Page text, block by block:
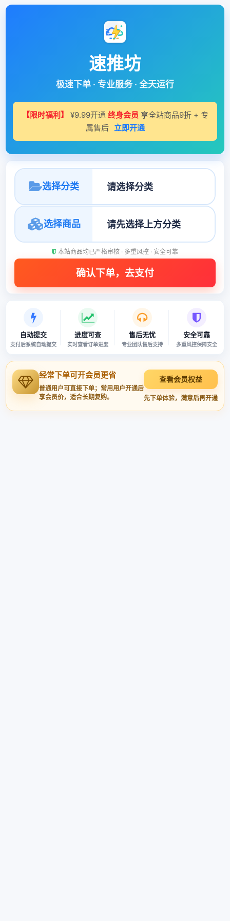
速推坊
极速下单 · 专业服务 · 全天运行
【限时福利】 ¥9.99开通 终身会员 享全站商品9折 + 专
属售后 立即开通
选择分类
选择商品
本站商品均已严格审核 · 多重风控 · 安全可靠
自动提交
支付后系统自动提交
进度可查
实时查看订单进度
售后无忧
专业团队售后支持
安全可靠
多重风控保障安全
经常下单可开会员更省
普通用户可直接下单；常用用户开通后
享会员价，适合长期复购。
查看会员权益
先下单体验，满意后再开通